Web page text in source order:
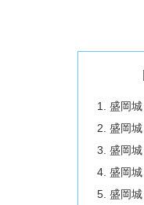
盛岡
盛岡
盛岡
盛岡
盛岡